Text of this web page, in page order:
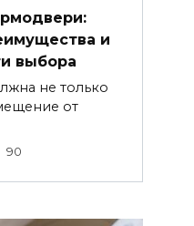
и
выбора
не только
от
90